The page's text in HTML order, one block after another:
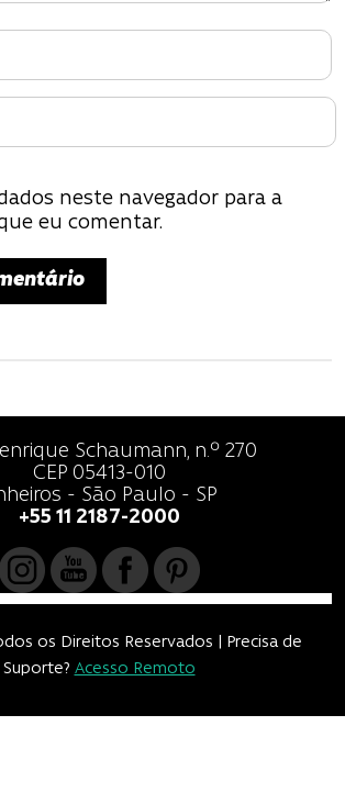
neste navegador para a
eu comentar.
Schaumann, n.º 270
CEP 05413-010
- São Paulo - SP
+55 11 2187-2000
os Direitos Reservados | Precisa de
Suporte? Acesso Remoto